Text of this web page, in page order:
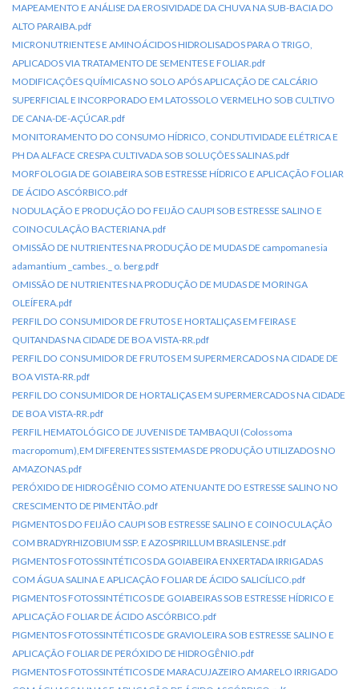
MAPEAMENTO E ANÁLISE DA EROSIVIDADE DA CHUVA NA SUB-BACIA DO
ALTO PARAIBA.pdf
MICRONUTRIENTES E AMINOÁCIDOS HIDROLISADOS PARA O TRIGO,
APLICADOS VIA TRATAMENTO DE SEMENTES E FOLIAR.pdf
MODIFICAÇÕES QUÍMICAS NO SOLO APÓS APLICAÇÃO DE CALCÁRIO
SUPERFICIAL E INCORPORADO EM LATOSSOLO VERMELHO SOB CULTIVO
DE CANA-DE-AÇÚCAR.pdf
MONITORAMENTO DO CONSUMO HÍDRICO, CONDUTIVIDADE ELÉTRICA E
PH DA ALFACE CRESPA CULTIVADA SOB SOLUÇÕES SALINAS.pdf
MORFOLOGIA DE GOIABEIRA SOB ESTRESSE HÍDRICO E APLICAÇÃO FOLIAR
DE ÁCIDO ASCÓRBICO.pdf
NODULAÇÃO E PRODUÇÃO DO FEIJÃO CAUPI SOB ESTRESSE SALINO E
COINOCULAÇÃO BACTERIANA.pdf
OMISSÃO DE NUTRIENTES NA PRODUÇÃO DE MUDAS DE campomanesia
adamantium _cambes._ o. berg.pdf
OMISSÃO DE NUTRIENTES NA PRODUÇÃO DE MUDAS DE MORINGA
OLEÍFERA.pdf
PERFIL DO CONSUMIDOR DE FRUTOS E HORTALIÇAS EM FEIRAS E
QUITANDAS NA CIDADE DE BOA VISTA-RR.pdf
PERFIL DO CONSUMIDOR DE FRUTOS EM SUPERMERCADOS NA CIDADE DE
BOA VISTA-RR.pdf
PERFIL DO CONSUMIDOR DE HORTALIÇAS EM SUPERMERCADOS NA CIDADE
DE BOA VISTA-RR.pdf
PERFIL HEMATOLÓGICO DE JUVENIS DE TAMBAQUI (Colossoma
macropomum),EM DIFERENTES SISTEMAS DE PRODUÇÃO UTILIZADOS NO
AMAZONAS.pdf
PERÓXIDO DE HIDROGÊNIO COMO ATENUANTE DO ESTRESSE SALINO NO
CRESCIMENTO DE PIMENTÃO.pdf
PIGMENTOS DO FEIJÃO CAUPI SOB ESTRESSE SALINO E COINOCULAÇÃO
COM BRADYRHIZOBIUM SSP. E AZOSPIRILLUM BRASILENSE.pdf
PIGMENTOS FOTOSSINTÉTICOS DA GOIABEIRA ENXERTADA IRRIGADAS
COM ÁGUA SALINA E APLICAÇÃO FOLIAR DE ÁCIDO SALICÍLICO.pdf
PIGMENTOS FOTOSSINTÉTICOS DE GOIABEIRAS SOB ESTRESSE HÍDRICO E
APLICAÇÃO FOLIAR DE ÁCIDO ASCÓRBICO.pdf
PIGMENTOS FOTOSSINTÉTICOS DE GRAVIOLEIRA SOB ESTRESSE SALINO E
APLICAÇÃO FOLIAR DE PERÓXIDO DE HIDROGÊNIO.pdf
PIGMENTOS FOTOSSINTÉTICOS DE MARACUJAZEIRO AMARELO IRRIGADO